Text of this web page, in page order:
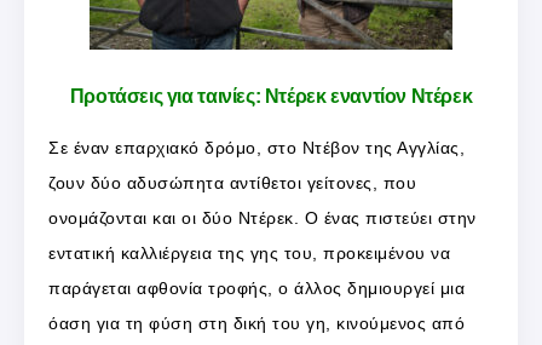
Προτάσεις για ταινίες: Ντέρεκ εναντίον Ντέρεκ
Σε έναν επαρχιακό δρόμο, στο Ντέβον της Αγγλίας,
ζουν δύο αδυσώπητα αντίθετοι γείτονες, που
ονομάζονται και οι δύο Ντέρεκ. Ο ένας πιστεύει στην
εντατική καλλιέργεια της γης του, προκειμένου να
παράγεται αφθονία τροφής, ο άλλος δημιουργεί μια
όαση για τη φύση στη δική του γη, κινούμενος από